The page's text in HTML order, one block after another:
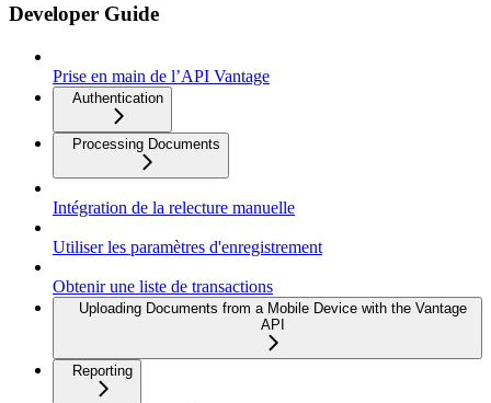
Developer Guide
Prise en main de l’API Vantage
Authentication
Processing Documents
Intégration de la relecture manuelle
Utiliser les paramètres d'enregistrement
Obtenir une liste de transactions
Uploading Documents from a Mobile Device with the Vantage
API
Reporting